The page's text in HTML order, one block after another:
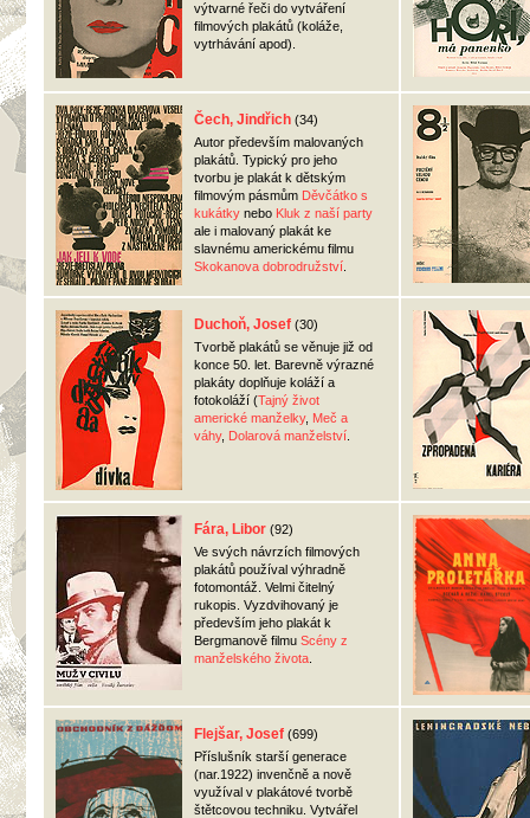
výtvarné řeči do vytváření
filmových plakátů (koláže,
vytrhávání apod).
Čech, Jindřich (34)
Autor především malovaných
plakátů. Typický pro jeho
tvorbu je plakát k dětským
filmovým pásmům Děvčátko s
kukátky nebo Kluk z naší party
ale i malovaný plakát ke
slavnému americkému filmu
Skokanova dobrodružství
Duchoň, Josef (30)
Tvorbě plakátů se věnuje již od
konce 50. let. Barevně výrazné
plakáty doplňuje koláží a
fotokoláží (Tajný život
americké manželky, Meč a
váhy, Dolarová manželství
Fára, Libor (92)
Ve svých návrzích filmových
plakátů používal výhradně
fotomontáž. Velmi čitelný
rukopis. Vyzdvihovaný je
především jeho plakát k
Bergmanově filmu Scény z
manželského života
Flejšar, Josef (699)
Příslušník starší generace
(nar.1922) invenčně a nově
využíval v plakátové tvorbě
štětcovou techniku. Vytvářel